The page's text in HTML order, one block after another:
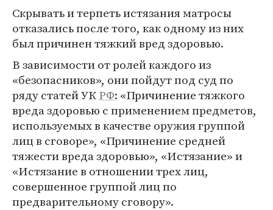
Скрывать и терпеть истязания матросы
отказались после того, как одному из них
был причинен тяжкий вред здоровью.
В зависимости от ролей каждого из
«безопасников», они пойдут под суд по
ряду статей УКРФ: «Причинение тяжкого
вреда здоровью с применением предметов,
используемых в качестве оружия группой
лиц в сговоре», «Причинение средней
тяжести вреда здоровью», «Истязание» и
«Истязание в отношении трех лиц,
совершенное группой лиц по
предварительному сговору».